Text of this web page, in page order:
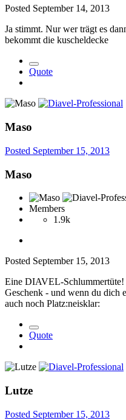
Posted September 14, 2013
Ja stimmt. Nur wer trägt es
bekommt die kuscheldecke
Quote
Maso
Posted September 15, 2013
Maso
Members
1.9k
Posted September 15, 2013
Eine DIAVEL-
Geschenk - und wenn du dich
auch noch Platz:neisklar:
Quote
Lutze
Posted September 15, 2013